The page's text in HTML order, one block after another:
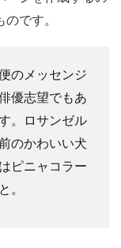
です。
のメッセンジ
優志望でもあ
。ロサンゼル
のかわいい犬
ピニャコラー
。